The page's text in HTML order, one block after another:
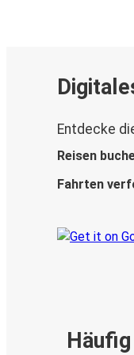
Entdecke
Reisen
Fahrten